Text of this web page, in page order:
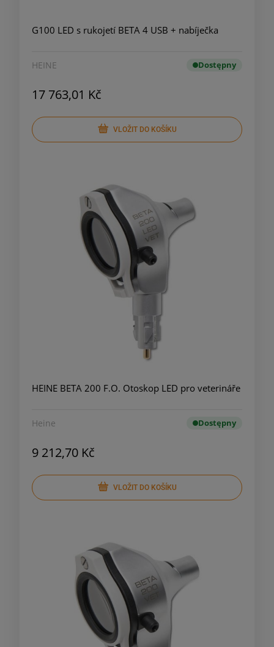
G100 LED s rukojetí BETA 4 USB + nabíječka
HEINE Dostępny
17 763,01 Kč
VLOŽIT DO KOŠÍKU
HEINE BETA 200 F.O. Otoskop LED pro veterináře
Heine Dostępny
9 212,70 Kč
VLOŽIT DO KOŠÍKU